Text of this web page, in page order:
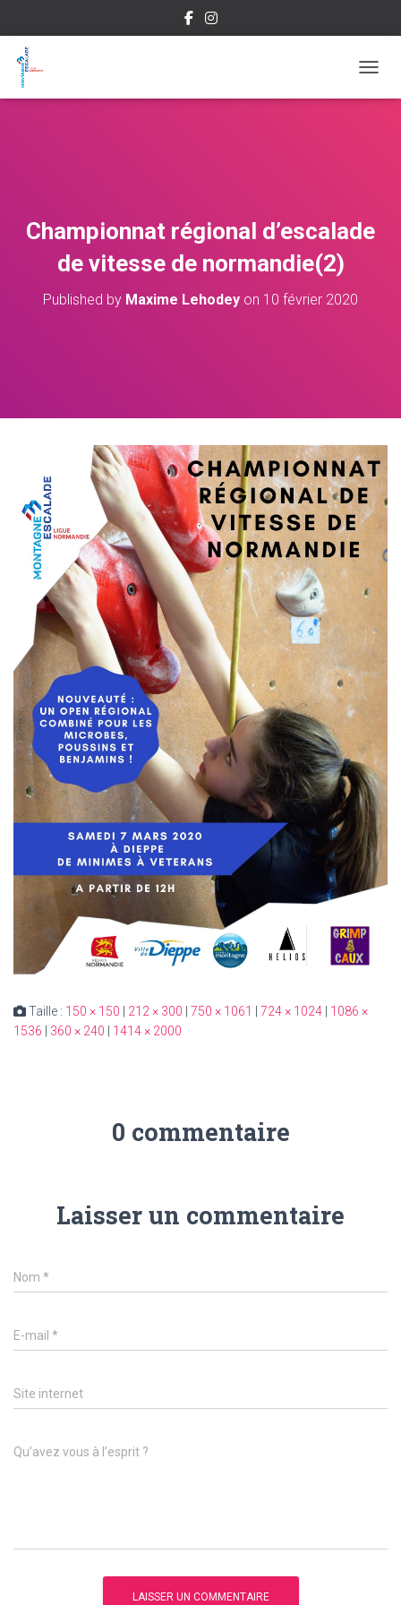
Championnat régional d’escalade
de vitesse de normandie(2)
Published by Maxime Lehodey on 10 février 2020
Taille : 150 × 150 212 × 300 750 × 1061 724 × 1024
1086 ×
1536
360 × 240 1414 × 2000
0 commentaire
Laisser un commentaire
Nom *
E-mail *
Site internet
Qu’avez vous à l’esprit ?